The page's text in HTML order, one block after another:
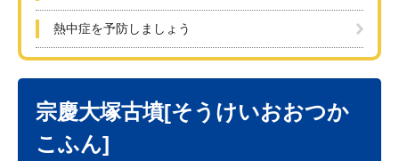
熱中症を予防しましょう
宗慶大塚古墳[そうけいおおつか
こふん]